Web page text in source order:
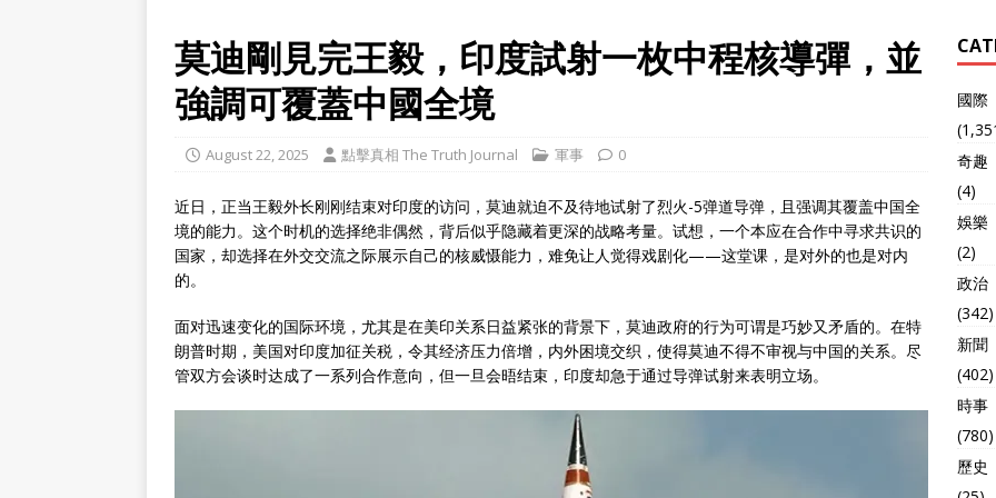
莫迪剛見完王毅，印度試射一枚中程核導彈，並
強調可覆蓋中國全境
August 22, 2025 點擊真相 The Truth Journal 軍事 0
近日，正当王毅外长刚刚结束对印度的访问，莫迪就迫不及待地试射了烈火-5弹道导弹，且强调其覆盖中国全
境的能力。这个时机的选择绝非偶然，背后似乎隐藏着更深的战略考量。试想，一个本应在合作中寻求共识的
国家，却选择在外交交流之际展示自己的核威慑能力，难免让人觉得戏剧化——这堂课，是对外的也是对内
的。
面对迅速变化的国际环境，尤其是在美印关系日益紧张的背景下，莫迪政府的行为可谓是巧妙又矛盾的。在特
朗普时期，美国对印度加征关税，令其经济压力倍增，内外困境交织，使得莫迪不得不审视与中国的关系。尽
管双方会谈时达成了一系列合作意向，但一旦会晤结束，印度却急于通过导弹试射来表明立场。
國際
奇趣
(4)
娛樂
(2)
政治
(342)
新聞
(402)
時事
(780)
歷史